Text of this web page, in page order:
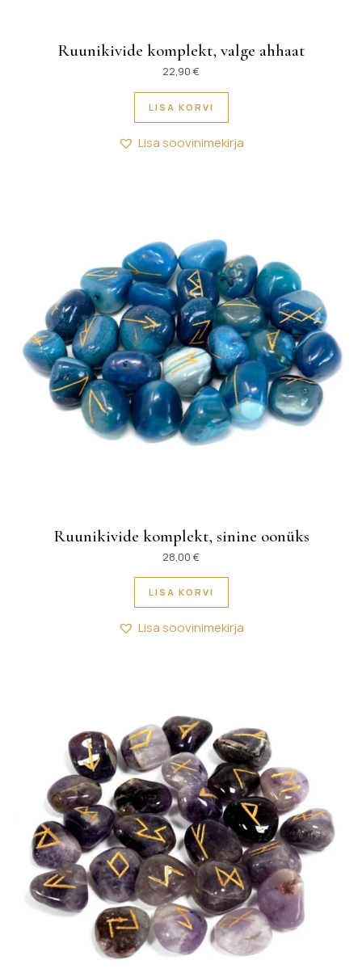
Ruunikivide komplekt, valge ahhaat
22,90 €
LISA KORVI
Lisa soovinimekirja
Ruunikivide komplekt, sinine oonüks
28,00 €
LISA KORVI
Lisa soovinimekirja